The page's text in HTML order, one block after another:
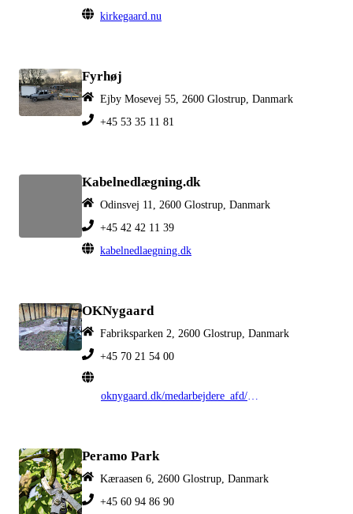
kirkegaard.nu
Fyrhøj
Ejby Mosevej 55, 2600 Glostrup, Danmark
+45 53 35 11 81
Kabelnedlægning.dk
Odinsvej 11, 2600 Glostrup, Danmark
+45 42 42 11 39
kabelnedlaegning.dk
OKNygaard
Fabriksparken 2, 2600 Glostrup, Danmark
+45 70 21 54 00
oknygaard.dk/medarbejdere_afd/koebenhavn
Peramo Park
Kæraasen 6, 2600 Glostrup, Danmark
+45 60 94 86 90